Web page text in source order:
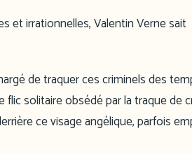
et irrationnelles, Valentin Verne sait
de traquer ces criminels des
solitaire obsédé par la traque de
ce visage angélique, parfois